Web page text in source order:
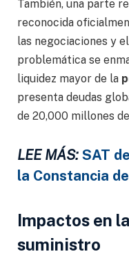
También, una parte
reconocida
las negociaciones y
problemática se
liquidez mayor de la
presenta deudas
de 20,000 millones
LEE MÁS: SAT
la Constancia
Impactos en
suministro